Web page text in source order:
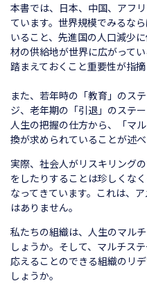
本書では、日本、中国、アフ
ています。世界規模でみるな
いること、先進国の人口減少
材の供給地が世界に広がって
踏まえておくこと重要性が指摘
また、若年時の「教育」のス
ジ、老年期の「引退」のステ
人生の把握の仕方から、「マ
換が求められていることが述べ
実際、社会人がリスキリング
をしたりすることは珍しくな
なってきています。これは、
はありません。
私たちの組織は、人生のマル
しょうか。そして、マルチス
応えることのできる組織のリ
しょうか。